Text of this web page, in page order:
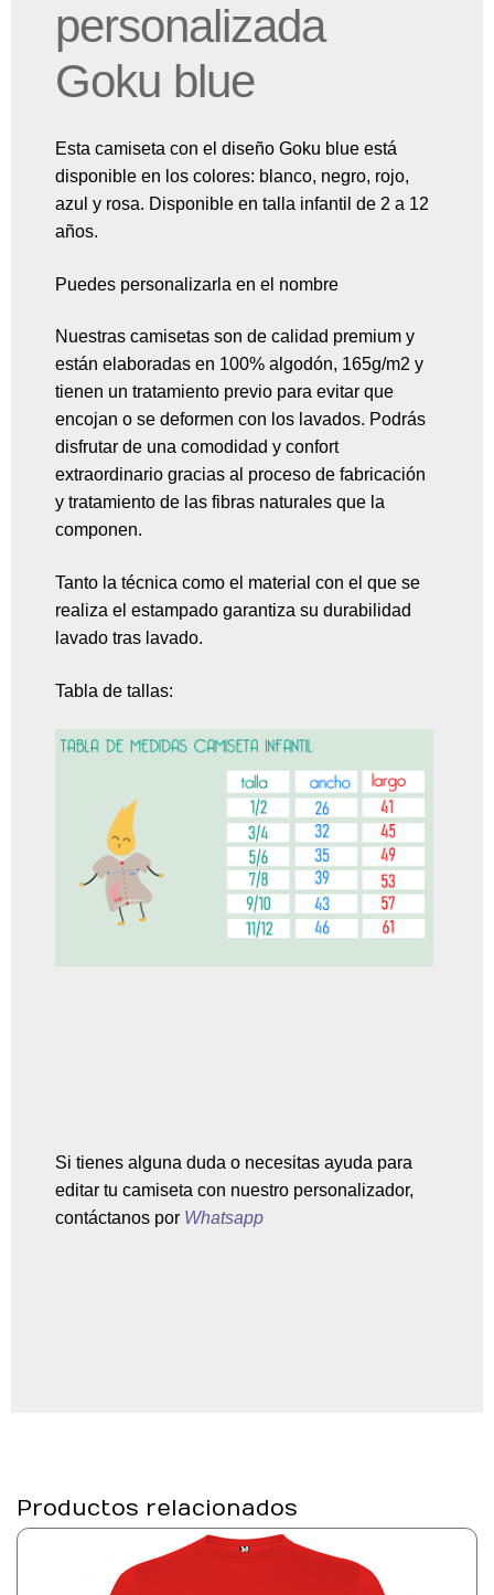
personalizada
Goku blue
Esta camiseta con el diseño Goku blue está
disponible en los colores: blanco, negro, rojo,
azul y rosa. Disponible en talla infantil de 2 a 12
años.
Puedes personalizarla en el nombre
Nuestras camisetas son de calidad premium y
están elaboradas en 100% algodón, 165g/m2 y
tienen un tratamiento previo para evitar que
encojan o se deformen con los lavados. Podrás
disfrutar de una comodidad y confort
extraordinario gracias al proceso de fabricación
y tratamiento de las fibras naturales que la
componen.
Tanto la técnica como el material con el que se
realiza el estampado garantiza su durabilidad
lavado tras lavado.
Tabla de tallas:
Si tienes alguna duda o necesitas ayuda para
editar tu camiseta con nuestro personalizador,
contáctanos por Whatsapp
Productos relacionados